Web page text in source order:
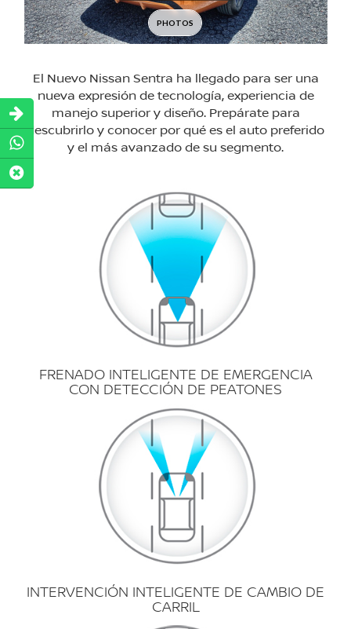
El Nuevo Nissan Sentra ha llegado para ser una
nueva expresión de tecnología, experiencia de
manejo superior y diseño. Prepárate para
descubrirlo y conocer por qué es el auto preferido
y el más avanzado de su segmento.
FRENADO INTELIGENTE DE EMERGENCIA
CON DETECCIÓN DE PEATONES
INTERVENCIÓN INTELIGENTE DE CAMBIO DE
CARRIL